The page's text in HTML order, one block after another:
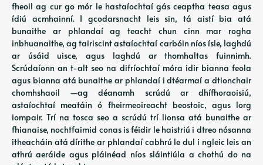
fheoil ag cur go mór le hastaíochtaí gás ceaptha teasa agus
ídiú acmhainní. I gcodarsnacht leis sin, tá aistí bia atá
bunaithe ar phlandaí ag teacht chun cinn mar rogha
inbhuanaithe, ag tairiscint astaíochtaí carbóin níos ísle, laghdú
ar úsáid uisce, agus laghdú ar thomhaltas fuinnimh.
Scrúdaíonn an t-alt seo na difríochtaí móra idir bianna feola
agus bianna atá bunaithe ar phlandaí i dtéarmaí a dtionchair
chomhshaoil ​​​​—ag déanamh scrúdú ar dhífhoraoisiú,
astaíochtaí meatáin ó fheirmeoireacht beostoic, agus lorg
iompair. Trí na tosca seo a scrúdú trí lionsa atá bunaithe ar
fhianaise, nochtfaimid conas is féidir le haistriú i dtreo nósanna
itheacháin atá dírithe ar phlandaí cabhrú le dul i ngleic leis an
athrú aeráide agus pláinéad níos sláintiúla a chothú do na